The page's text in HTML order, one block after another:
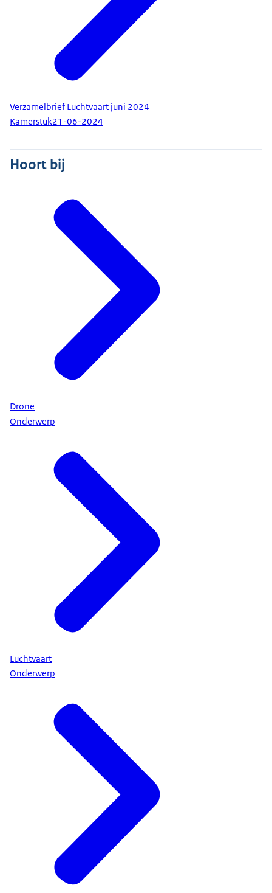
Verzamelbrief Luchtvaart juni 2024
Kamerstuk21-06-2024
Hoort bij
Drone
Onderwerp
Luchtvaart
Onderwerp